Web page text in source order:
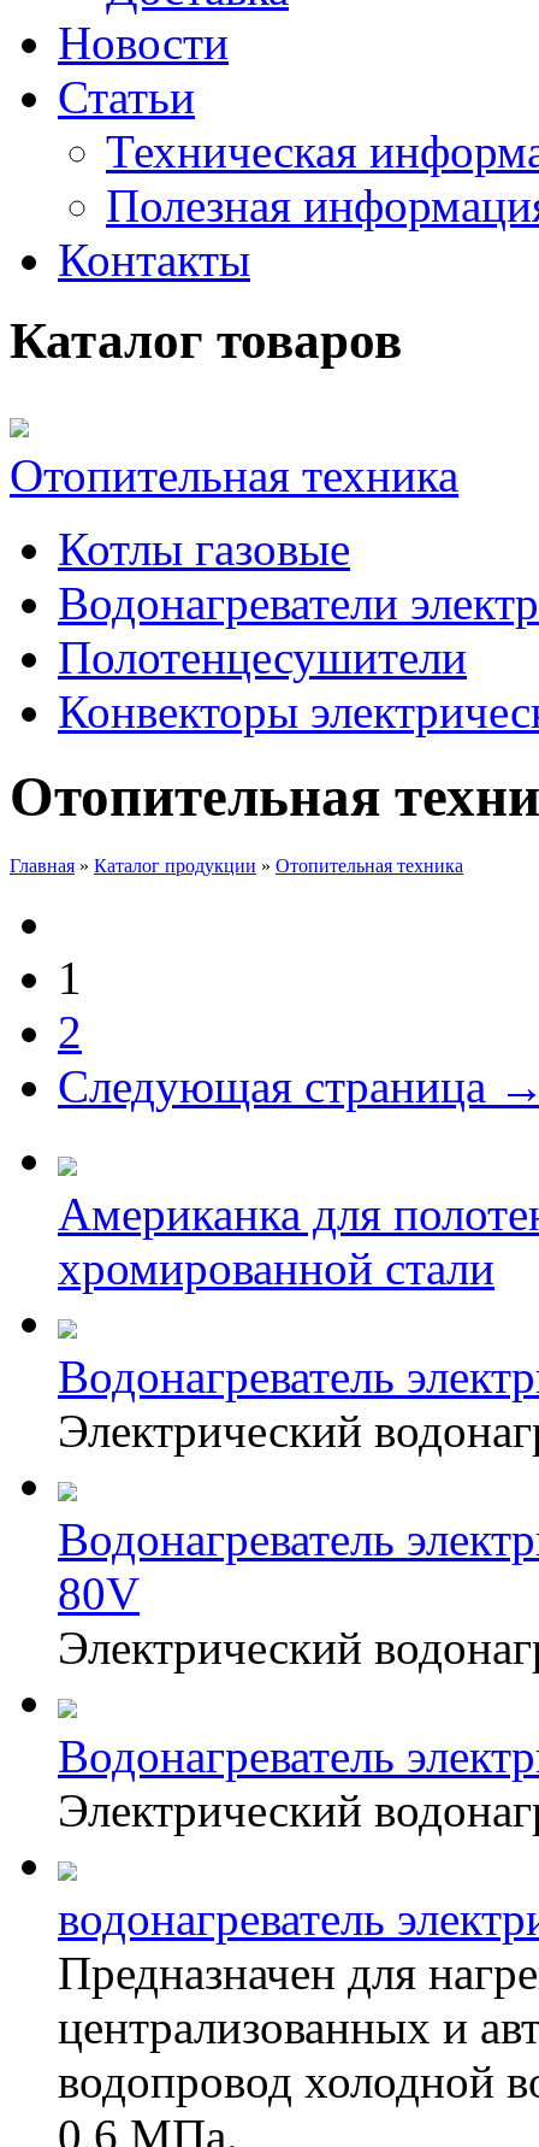
Новости
Статьи
Техническая
Полезная
Контакты
Каталог товаров
Отопительная техника
Котлы газовые
Водонагреватели
Полотенцесушители
Конвекторы
Отопительная
Главная » Каталог продукции » Отопительная техника
1
2
Следующая страница
Американка для
хромированной стали
Водонагреватель
Электрический
Водонагреватель
80V
Электрический
Водонагреватель
Электрический
водонагреватель
Предназначен для
централизованных и
водопровод холодной
0,6 МПа.